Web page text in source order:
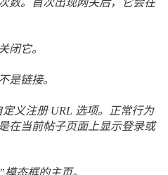
闭它。
是链接。
义注册 URL 选项。正常行为
在当前帖子页面上显示登录或
态框的主页。